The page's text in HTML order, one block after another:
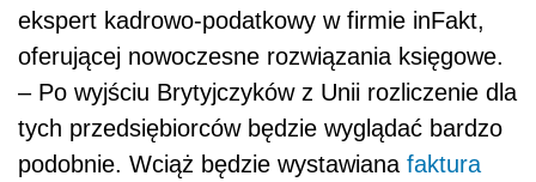
ekspert kadrowo-podatkowy w firmie inFakt,
oferującej nowoczesne rozwiązania księgowe.
– Po wyjściu Brytyjczyków z Unii rozliczenie dla
tych przedsiębiorców będzie wyglądać bardzo
podobnie. Wciąż będzie wystawiana faktura